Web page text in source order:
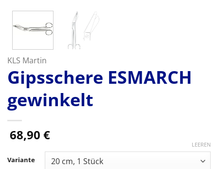
KLS Martin
Gipsschere ESMARCH
gewinkelt
68,90 €
Variante
LEEREN